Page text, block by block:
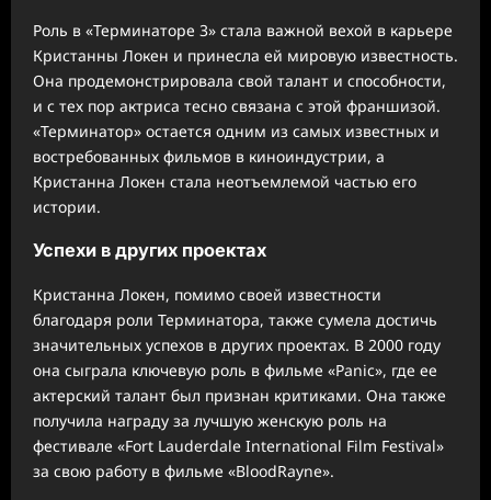
Роль в «Терминаторе 3» стала важной вехой в карьере
Кристанны Локен и принесла ей мировую известность.
Она продемонстрировала свой талант и способности,
и с тех пор актриса тесно связана с этой франшизой.
«Терминатор» остается одним из самых известных и
востребованных фильмов в киноиндустрии, а
Кристанна Локен стала неотъемлемой частью его
истории.
Успехи в других проектах
Кристанна Локен, помимо своей известности
благодаря роли Терминатора, также сумела достичь
значительных успехов в других проектах. В 2000 году
она сыграла ключевую роль в фильме «Panic», где ее
актерский талант был признан критиками. Она также
получила награду за лучшую женскую роль на
фестивале «Fort Lauderdale International Film Festival»
за свою работу в фильме «BloodRayne».